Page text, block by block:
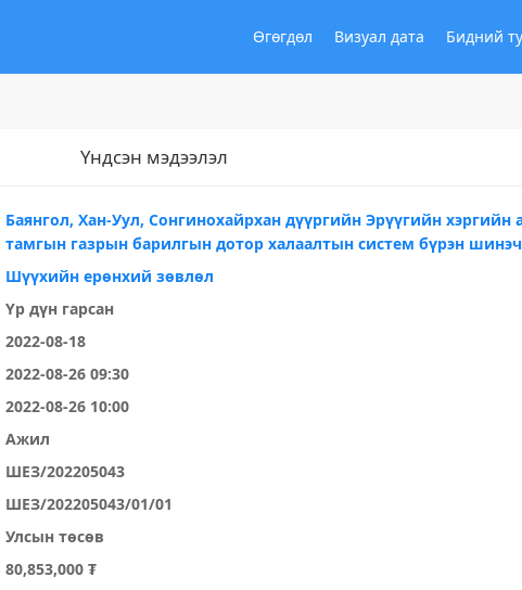
Өгөгдөл Визуал дата Бидний
Үндсэн мэдээлэл
Баянгол, Хан-Уул, Сонгинохайрхан дүүргийн Эрүүгийн
тамгын газрын барилгын дотор халаалтын систем бүрэн
Шүүхийн ерөнхий зөвлөл
Үр дүн гарсан
2022-08-18
2022-08-26 09:30
2022-08-26 10:00
Ажил
ШЕЗ/202205043
ШЕЗ/202205043/01/01
Улсын төсөв
80,853,000 ₮